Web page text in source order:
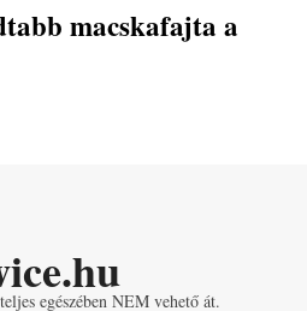
macskafajta a
egészében NEM vehető át.